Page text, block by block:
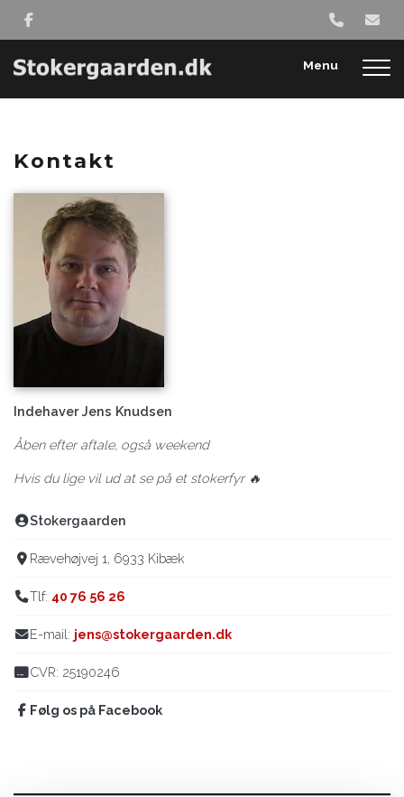
Menu
Kontakt
Indehaver Jens Knudsen
Åben efter aftale, også weekend
Hvis du lige vil ud at se på et stokerfyr 🔥
Stokergaarden
Rævehøjvej 1, 6933 Kibæk
Tlf: 40 76 56 26
E-mail: jens@stokergaarden.dk
CVR: 25190246
Følg os på Facebook